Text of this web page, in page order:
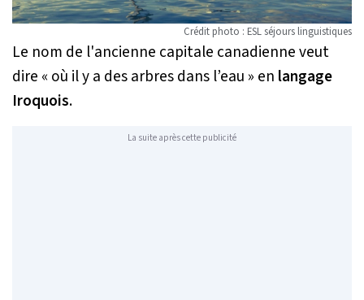
Crédit photo : ESL séjours linguistiques
Le nom de l'ancienne capitale canadienne veut
dire « où il y a des arbres dans l’eau » en langage
Iroquois.
La suite après cette publicité